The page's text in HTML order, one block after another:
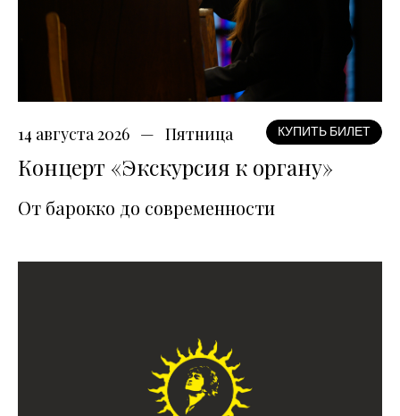
14 августа 2026 Пятница КУПИТЬ БИЛЕТ
Концерт «Экскурсия к органу»
От барокко до современности